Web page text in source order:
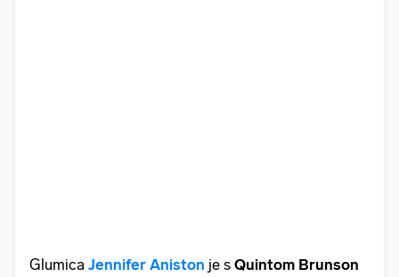
Glumica Jennifer Aniston je s Quintom Brunson